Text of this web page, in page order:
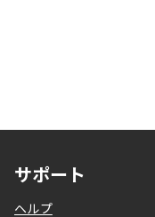
サポート
ヘルプ